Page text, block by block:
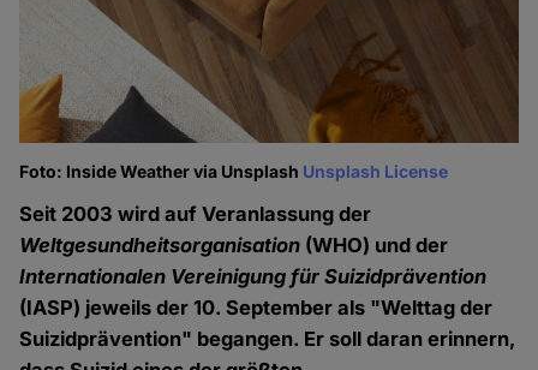
Foto: Inside Weather via Unsplash Unsplash License
Seit 2003 wird auf Veranlassung der
Weltgesundheitsorganisation (WHO) und der
Internationalen Vereinigung für Suizidprävention
(IASP) jeweils der 10. September als "Welttag der
Suizidprävention" begangen. Er soll daran erinnern,